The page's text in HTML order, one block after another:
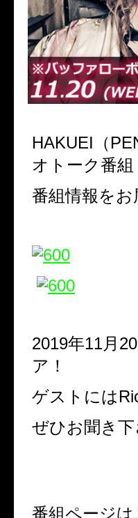
HAKUEI（
オトーク番組
番組情報を
2019年11月
ア！
ゲストには
ぜひお聞き下
番組ページは